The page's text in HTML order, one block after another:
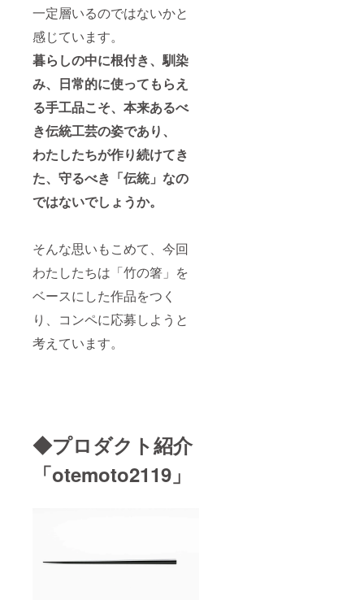
一定層いるのではないかと
感じています。
暮らしの中に根付き、馴染
み、日常的に使ってもらえ
る手工品こそ、本来あるべ
き伝統工芸の姿であり、
わたしたちが作り続けてき
た、守るべき「伝統」なの
ではないでしょうか。
そんな思いもこめて、今回
わたしたちは「竹の箸」を
ベースにした作品をつく
り、コンペに応募しようと
考えています。
◆プロダクト紹介
「otemoto2119」